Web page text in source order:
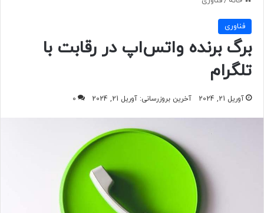
فناوری
برگ برنده واتس‌اپ در رقابت با
تلگرام
آوریل 21, 2024 آخرین بروزرسانی: آوریل 21, 2024 0